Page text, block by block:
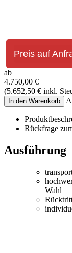
Preis auf
ab
4.750,00 €
(5.652,50 € inkl.
In den Warenkorb
Rückfrage
Ausführung
Wahl